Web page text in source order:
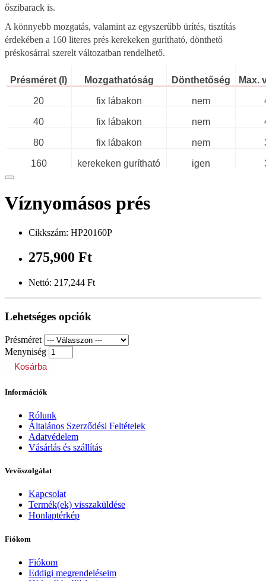
őszibarack is.
A könnyebb mozgatás, valamint az egyszerűbb ürítés, tisztítás
érdekében a 160 literes prés kerekeken gurítható, dönthető
préskosárral szerelt változatban rendelhető.
Présméret (l) Mozgathatóság Dönthetőség Max.
20 fix lábakon nem
40 fix lábakon nem
80 fix lábakon nem
160 kerekeken gurítható igen
Víznyomásos prés
Cikkszám: HP20160P
275,900 Ft
Nettó: 217,244 Ft
Lehetséges opciók
Présméret
Menyniség
Kosárba
Információk
Rólunk
Általános Szerződési Feltételek
Adatvédelem
Vásárlás és szállítás
Vevőszolgálat
Kapcsolat
Termék(ek) visszaküldése
Honlaptérkép
Fiókom
Fiókom
Eddigi megrendeléseim